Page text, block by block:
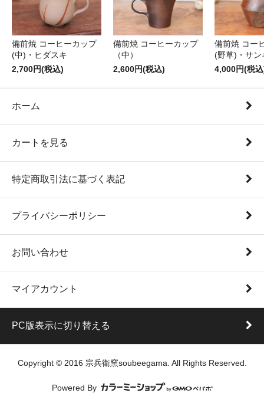
備前焼 コーヒーカップ
(中)・ヒダスキ
2,700円(税込)
備前焼 コーヒーカップ
（中）
2,600円(税込)
備前焼 コー
(野草)・サン
4,000円(税
ホーム
カートを見る
特定商取引法に基づく表記
プライバシーポリシー
お問い合わせ
マイアカウント
PC版表示に切り替える
Copyright © 2016 宗兵衛窯soubeegama. All Rights Reserved.
Powered By